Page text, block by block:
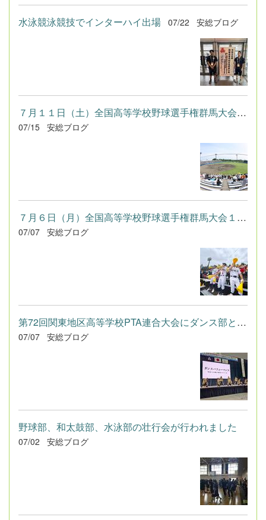
水泳競泳競技でインターハイ出場 07/22 安総ブログ
７月１１日（土）全国高等学校野球選手権群馬大会２回戦
07/15 安総ブログ
７月６日（月）全国高等学校野球選手権群馬大会１回戦
07/07 安総ブログ
第72回関東地区高等学校PTA連合大会にダンス部と和太鼓部が出演し...
07/07 安総ブログ
野球部、和太鼓部、水泳部の壮行会が行われました
07/02 安総ブログ